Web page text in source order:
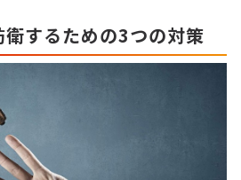
するための3つの対策